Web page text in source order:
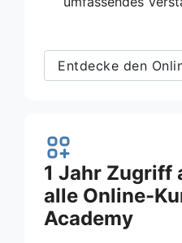
Entdecke den
1 Jahr Zugriff
alle Online-
Academy